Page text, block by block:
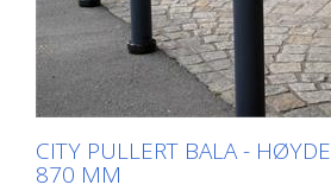
CITY PULLERT BALA - HØYDE
870 MM